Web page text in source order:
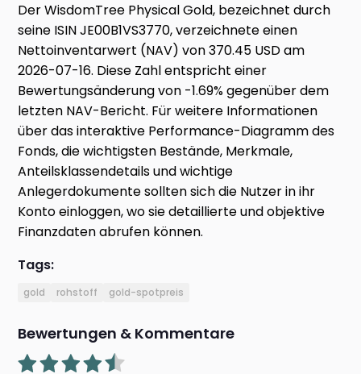
Der WisdomTree Physical Gold, bezeichnet durch
seine ISIN JE00B1VS3770, verzeichnete einen
Nettoinventarwert (NAV) von 370.45 USD am
2026-07-16. Diese Zahl entspricht einer
Bewertungsänderung von -1.69% gegenüber dem
letzten NAV-Bericht. Für weitere Informationen
über das interaktive Performance-Diagramm des
Fonds, die wichtigsten Bestände, Merkmale,
Anteilsklassendetails und wichtige
Anlegerdokumente sollten sich die Nutzer in ihr
Konto einloggen, wo sie detaillierte und objektive
Finanzdaten abrufen können.
Tags:
gold rohstoff gold-spotpreis
Bewertungen & Kommentare